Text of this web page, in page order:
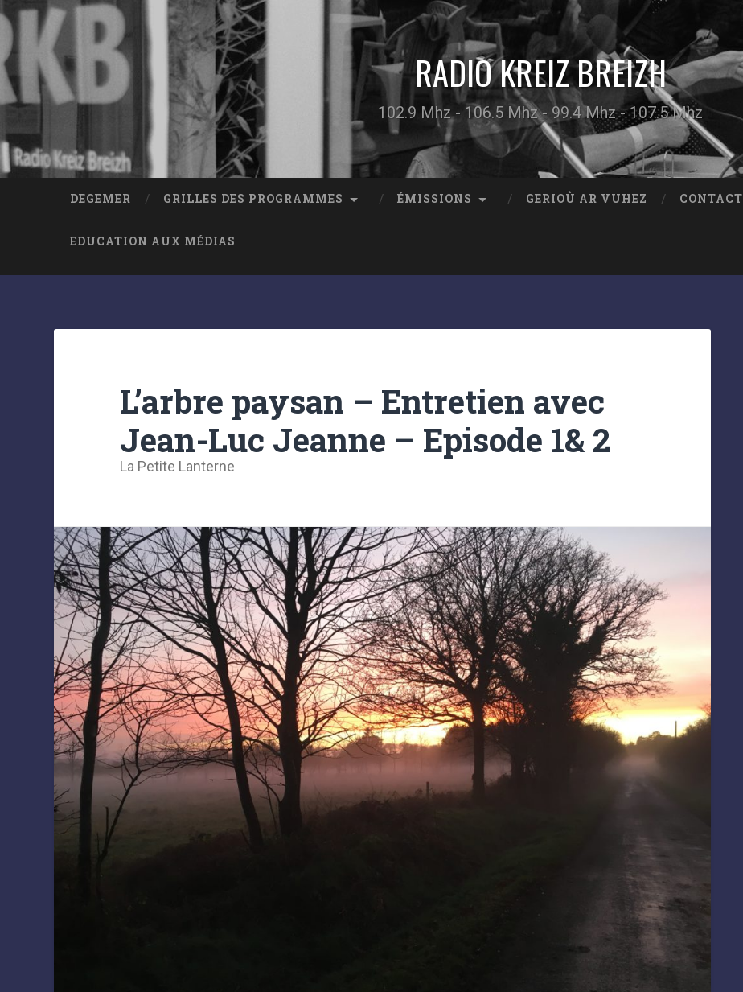
RADIO KREIZ BREIZH
102.9 Mhz - 106.5 Mhz - 99.4 Mhz - 107.5 Mhz
DEGEMER GRILLES DES PROGRAMMES ÉMISSIONS GERIOÙ AR VUHEZ CONTACT
EDUCATION AUX MÉDIAS
L’arbre paysan – Entretien avec
Jean-Luc Jeanne – Episode 1& 2
La Petite Lanterne